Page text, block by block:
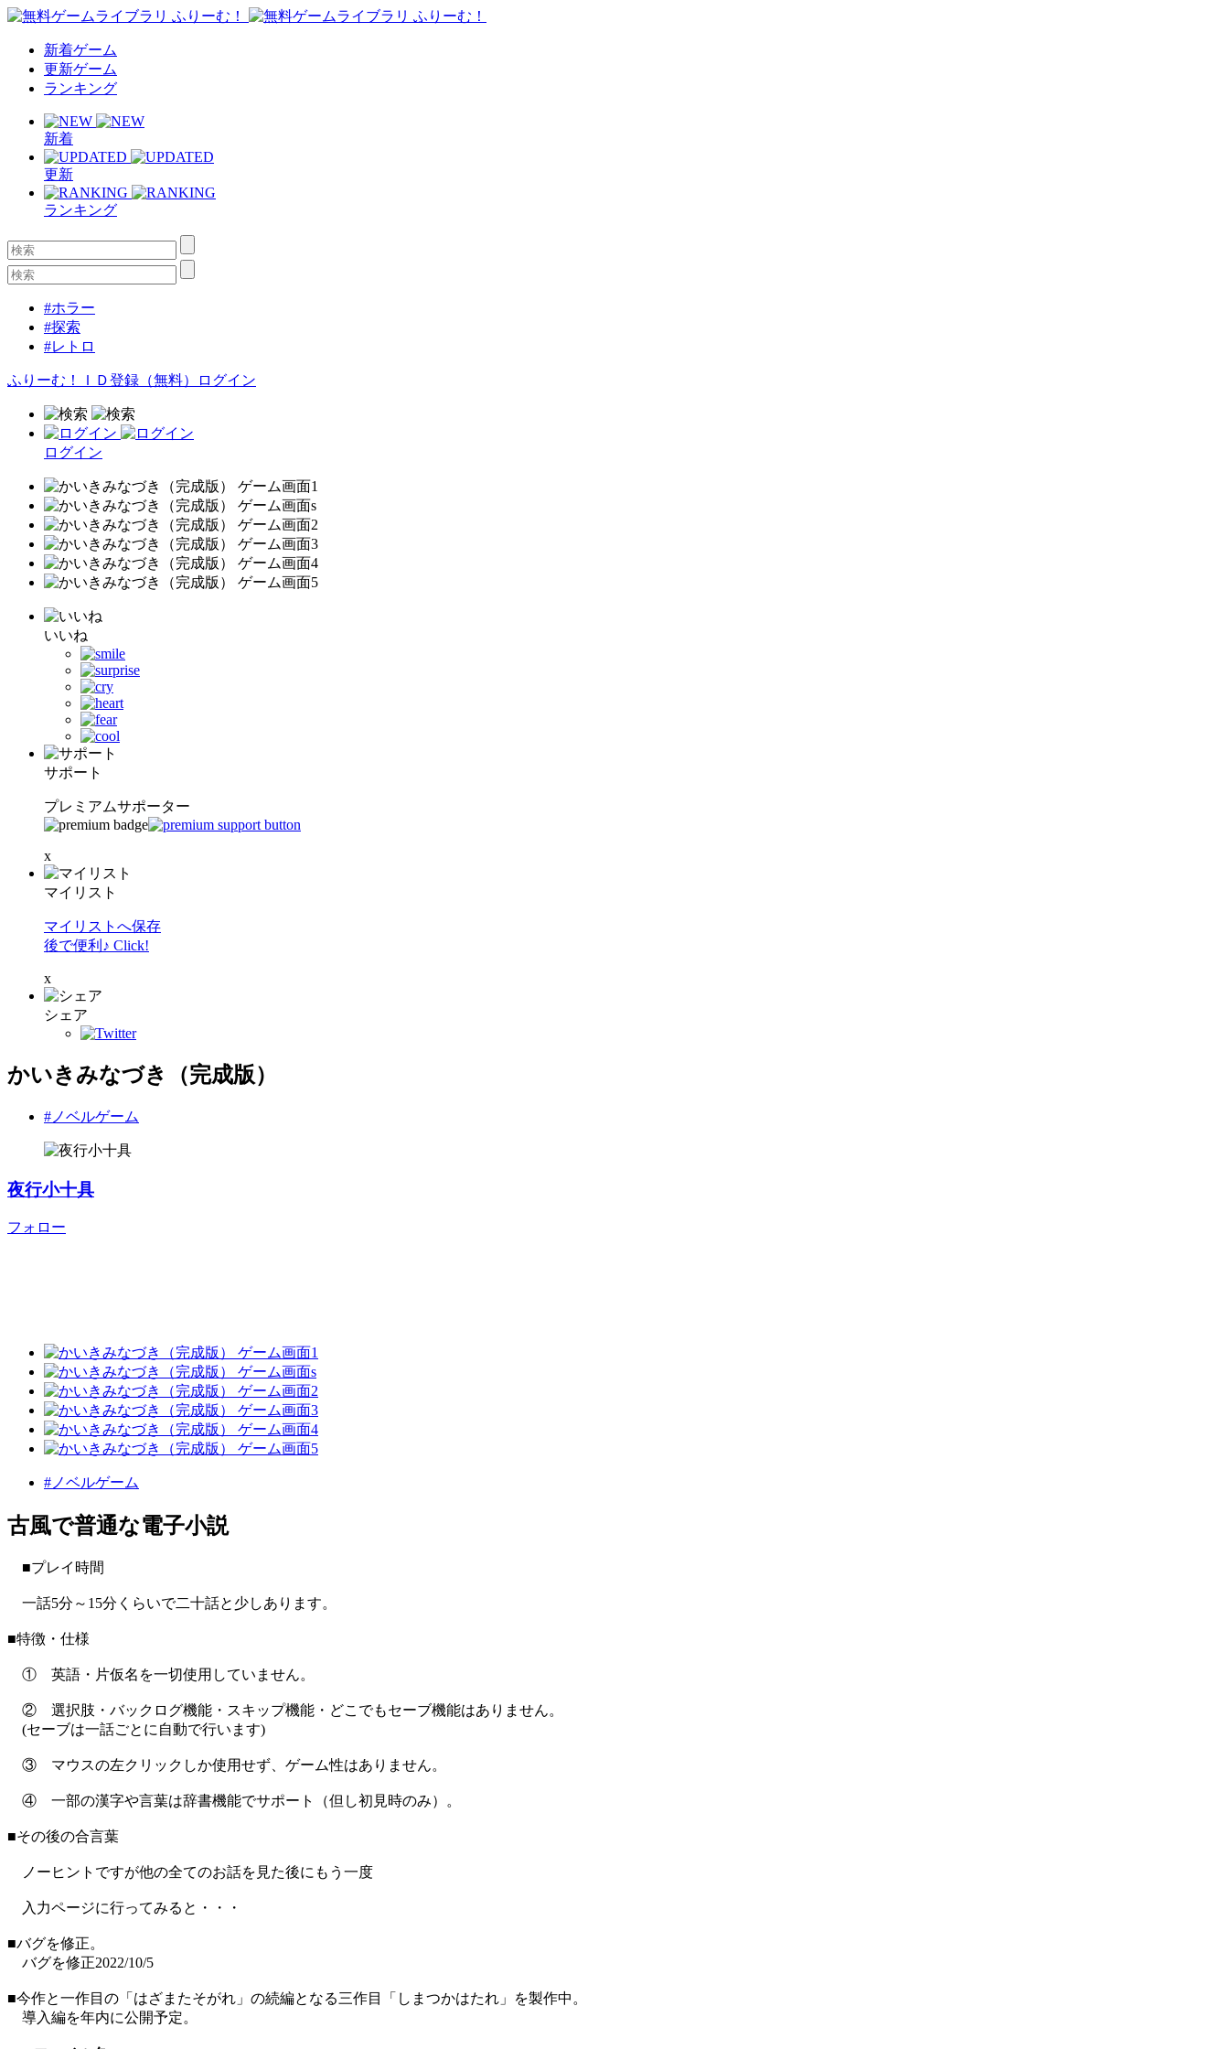
新着ゲーム
更新ゲーム
ランキング
新着
更新
ランキング
#ホラー
#探索
#レトロ
ふりーむ！ＩＤ登録（無料） ログイン
ログイン
いいね
サポート
プレミアムサポーター
x
マイリスト
マイリストへ保存
後で便利♪ Click!
x
シェア
かいきみなづき（完成版）
#ノベルゲーム
夜行小十具
フォロー
#ノベルゲーム
古風で普通な電子小説
■プレイ時間
一話5分～15分くらいで二十話と少しあります。
■特徴・仕様
① 英語・片仮名を一切使用していません。
② 選択肢・バックログ機能・スキップ機能・どこでもセーブ機能はありません。
(セーブは一話ごとに自動で行います)
③ マウスの左クリックしか使用せず、ゲーム性はありません。
④ 一部の漢字や言葉は辞書機能でサポート（但し初見時のみ）。
■その後の合言葉
ノーヒントですが他の全てのお話を見た後にもう一度
入力ページに行ってみると・・・
■バグを修正。
バグを修正2022/10/5
■今作と一作目の「はざまたそがれ」の続編となる三作目「しまつかはたれ」を製作中。
導入編を年内に公開予定。